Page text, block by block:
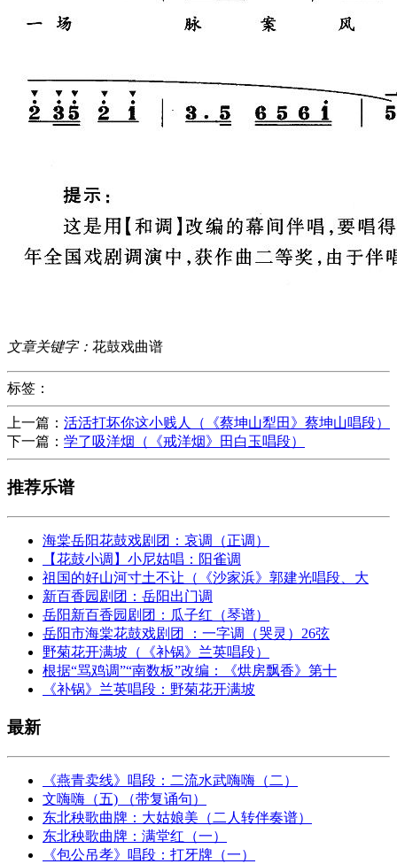
文章关键字： 花鼓戏曲谱
标签：
上一篇： 活活打坏你这小贱人（《蔡坤山犁田》蔡坤山唱段）
下一篇： 学了吸洋烟（《戒洋烟》田白玉唱段）
推荐乐谱
海棠岳阳花鼓戏剧团：哀调（正调）
【花鼓小调】小尼姑唱：阳雀调
祖国的好山河寸土不让（《沙家浜》郭建光唱段、大
新百香园剧团：岳阳出门调
岳阳新百香园剧团：瓜子红（琴谱）
岳阳市海棠花鼓戏剧团 ：一字调（哭灵）26弦
野菊花开满坡（《补锅》兰英唱段）
根据“骂鸡调”“南数板”改编：《烘房飘香》第十
《补锅》兰英唱段：野菊花开满坡
最新
《燕青卖线》唱段：二流水武嗨嗨（二）
文嗨嗨（五) （带复诵句）
东北秧歌曲牌：大姑娘美（二人转伴奏谱）
东北秧歌曲牌：满堂红（一）
《包公吊孝》唱段：打牙牌（一）